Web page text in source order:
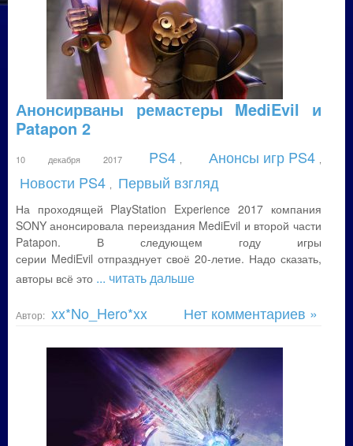
Анонсирваны ремастеры MediEvil и
Patapon 2
10 декабря 2017 PS4 Анонсы игр PS4
Новости PS4 Первый взгляд
На проходящей PlayStation Experience 2017 компания
SONY анонсировала переиздания MediEvil и второй части
Patapon. В следующем году игры
серии MediEvil отпразднует своё 20-летие. Надо сказать,
авторы всё это ... читать дальше
Автор: xx*No_Hero*xx Нет комментариев »